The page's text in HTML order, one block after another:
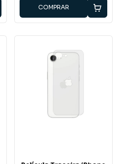
COMPRAR